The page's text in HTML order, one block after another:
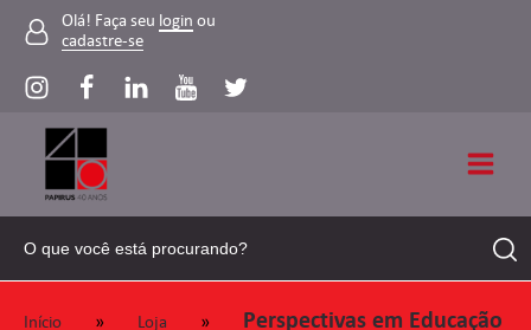
Olá! Faça seu login ou
cadastre-se
Início » Loja »
Perspectivas em Educação